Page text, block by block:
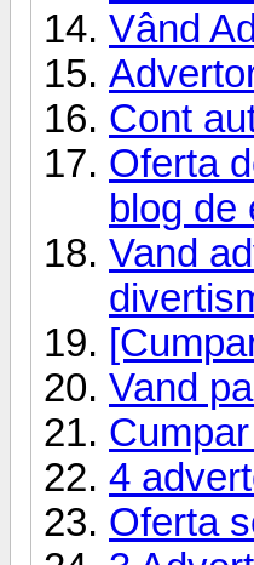
Vând
Cont
Oferta
blog de
Vand
Vand
4
Oferta